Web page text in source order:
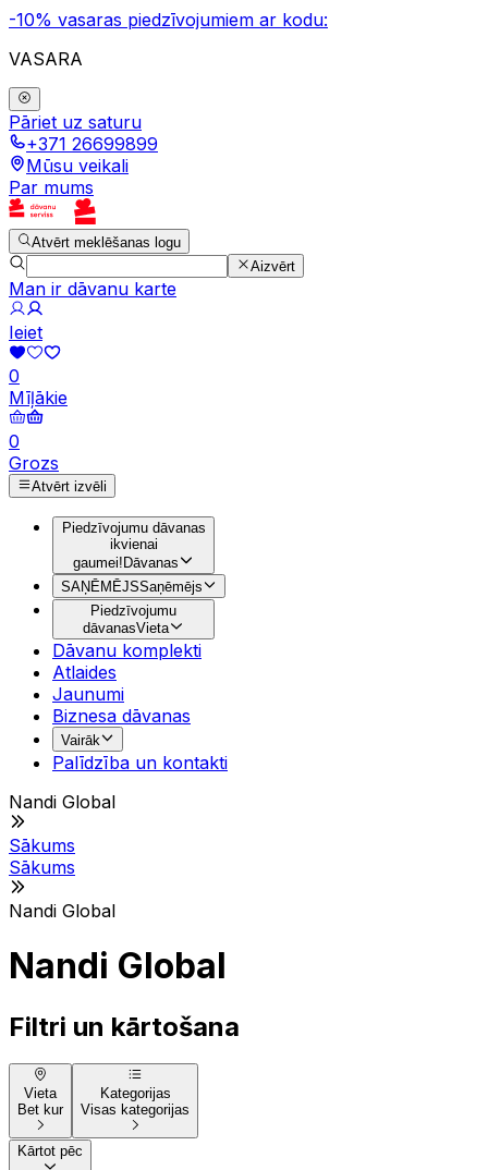
-10% vasaras piedzīvojumiem ar kodu:
VASARA
Pāriet uz saturu
+371 26699899
Mūsu veikali
Par mums
Atvērt meklēšanas logu
Aizvērt
Man ir dāvanu karte
Ieiet
0
Mīļākie
0
Grozs
Atvērt izvēli
Piedzīvojumu dāvanas
ikvienai
gaumei!Dāvanas
SAŅĒMĒJSSaņēmējs
Piedzīvojumu
dāvanasVieta
Dāvanu komplekti
Atlaides
Jaunumi
Biznesa dāvanas
Vairāk
Palīdzība un kontakti
Nandi Global
Sākums
Sākums
Nandi Global
Nandi Global
Filtri un kārtošana
Vieta
Bet kur
Kategorijas
Visas kategorijas
Kārtot pēc